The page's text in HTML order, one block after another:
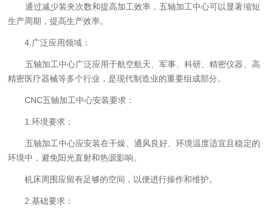
通过减少装夹次数和提高加工效率，五轴加工中心可以显著缩短
生产周期，提高生产效率。
4.广泛应用领域：
五轴加工中心广泛应用于航空航天、军事、科研、精密仪器、高
精密医疗器械等多个行业，是现代制造业的重要组成部分。
CNC五轴加工中心安装要求：
1.环境要求：
五轴加工中心应安装在干燥、通风良好、环境温度适宜且稳定的
环境中，避免阳光直射和热源影响。
机床周围应留有足够的空间，以便进行操作和维护。
2.基础要求：